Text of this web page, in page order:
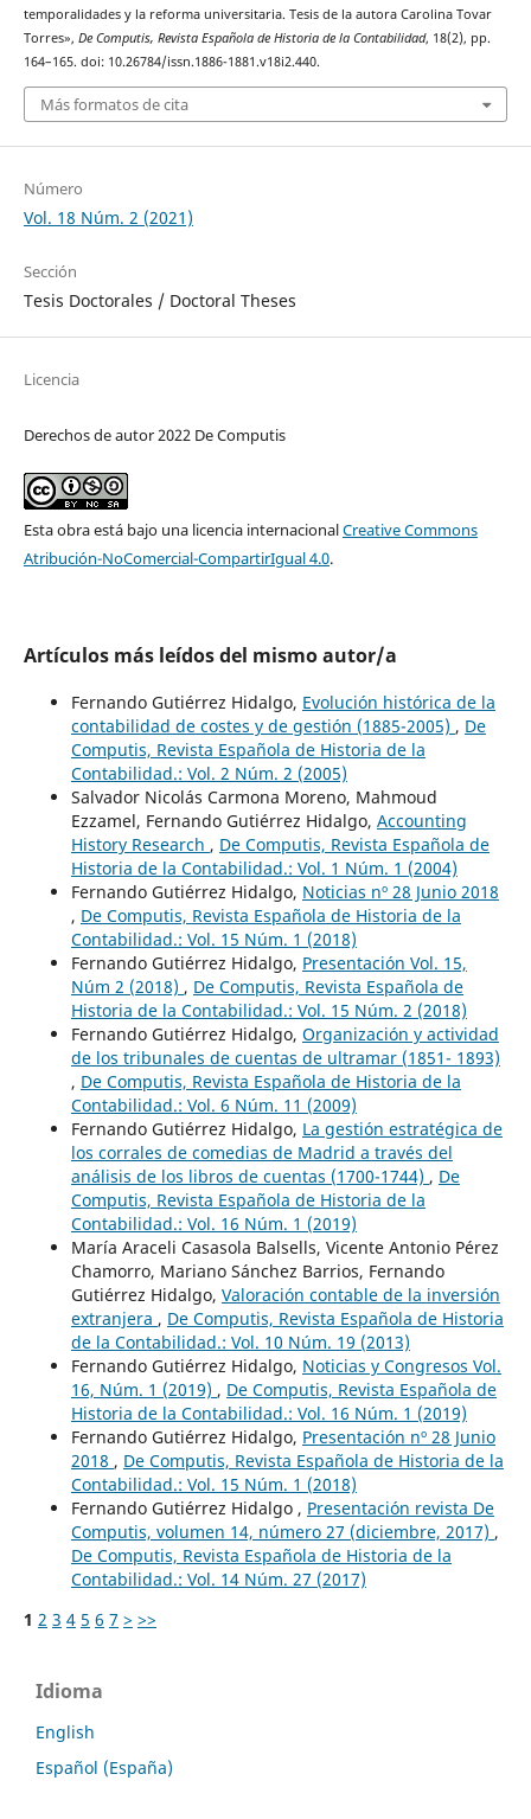
temporalidades y la reforma universitaria. Tesis de la autora Carolina Tovar
Torres», De Computis, Revista Española de Historia de la Contabilidad, 18(2), pp.
164–165. doi: 10.26784/issn.1886-1881.v18i2.440.
Más formatos de cita
Número
Vol. 18 Núm. 2 (2021)
Sección
Tesis Doctorales / Doctoral Theses
Licencia
Derechos de autor 2022 De Computis
Esta obra está bajo una licencia internacionalCreative Commons
Atribución-NoComercial-CompartirIgual 4.0.
Artículos más leídos del mismo autor/a
Fernando Gutiérrez Hidalgo, Evolución histórica de la
contabilidad de costes y de gestión (1885-2005) , De
Computis, Revista Española de Historia de la
Contabilidad.: Vol. 2 Núm. 2 (2005)
Salvador Nicolás Carmona Moreno, Mahmoud
Ezzamel, Fernando Gutiérrez Hidalgo, Accounting
History Research , De Computis, Revista Española de
Historia de la Contabilidad.: Vol. 1 Núm. 1 (2004)
Fernando Gutiérrez Hidalgo, Noticias nº 28 Junio 2018
, De Computis, Revista Española de Historia de la
Contabilidad.: Vol. 15 Núm. 1 (2018)
Fernando Gutiérrez Hidalgo, Presentación Vol. 15,
Núm 2 (2018) , De Computis, Revista Española de
Historia de la Contabilidad.: Vol. 15 Núm. 2 (2018)
Fernando Gutiérrez Hidalgo, Organización y actividad
de los tribunales de cuentas de ultramar (1851- 1893)
, De Computis, Revista Española de Historia de la
Contabilidad.: Vol. 6 Núm. 11 (2009)
Fernando Gutiérrez Hidalgo, La gestión estratégica de
los corrales de comedias de Madrid a través del
análisis de los libros de cuentas (1700-1744) , De
Computis, Revista Española de Historia de la
Contabilidad.: Vol. 16 Núm. 1 (2019)
María Araceli Casasola Balsells, Vicente Antonio Pérez
Chamorro, Mariano Sánchez Barrios, Fernando
Gutiérrez Hidalgo, Valoración contable de la inversión
extranjera , De Computis, Revista Española de Historia
de la Contabilidad.: Vol. 10 Núm. 19 (2013)
Fernando Gutiérrez Hidalgo, Noticias y Congresos Vol.
16, Núm. 1 (2019) , De Computis, Revista Española de
Historia de la Contabilidad.: Vol. 16 Núm. 1 (2019)
Fernando Gutiérrez Hidalgo, Presentación nº 28 Junio
2018 , De Computis, Revista Española de Historia de la
Contabilidad.: Vol. 15 Núm. 1 (2018)
Fernando Gutiérrez Hidalgo , Presentación revista De
Computis, volumen 14, número 27 (diciembre, 2017) ,
De Computis, Revista Española de Historia de la
Contabilidad.: Vol. 14 Núm. 27 (2017)
1 2 3 4 5 6 7 > >>
Idioma
English
Español (España)